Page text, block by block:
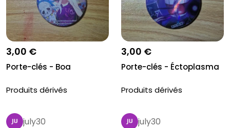
3,00 €
Porte-clés - Boa
Produits dérivés
3,00 €
Porte-clés - Éctoplasma
Produits dérivés
july30 july30